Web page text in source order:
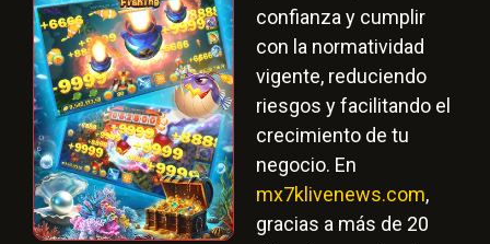
confianza y cumplir
con la normatividad
vigente, reduciendo
riesgos y facilitando el
crecimiento de tu
negocio. En
mx7klivenews.com,
gracias a más de 20